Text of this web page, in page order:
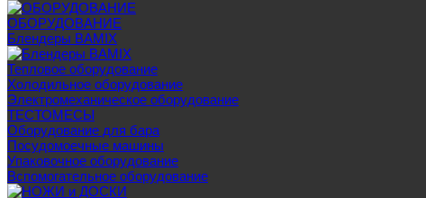
ОБОРУДОВАНИЕ
Блендеры BAMIX
Тепловое оборудование
Холодильное оборудование
Электромеханическое оборудование
ТЕСТОМЕСЫ
Оборудование для бара
Посудомоечные машины
Упаковочное оборудование
Вспомогательное оборудование